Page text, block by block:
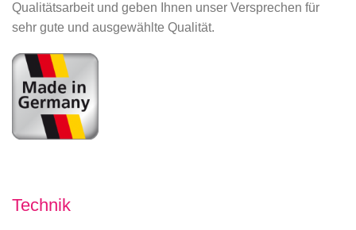
Qualitätsarbeit und geben Ihnen unser Versprechen für
sehr gute und ausgewählte Qualität.
Technik